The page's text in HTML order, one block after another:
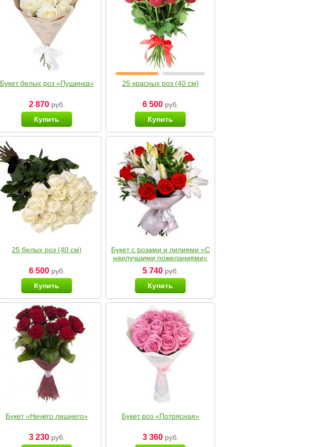
Букет белых роз «Пушинка»
2 870руб.
Купить
25 красных роз (40 см)
6 500руб.
Купить
25 белых роз (40 см)
6 500руб.
Купить
Букет с розами и лилиями «С
наилучшими пожеланиями»
5 740руб.
Купить
Букет «Ничего лишнего»
3 230руб.
Букет роз «Потрясная»
3 360руб.